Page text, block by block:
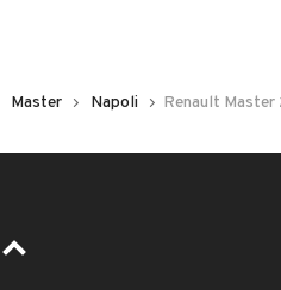
Master Napoli Renault Master